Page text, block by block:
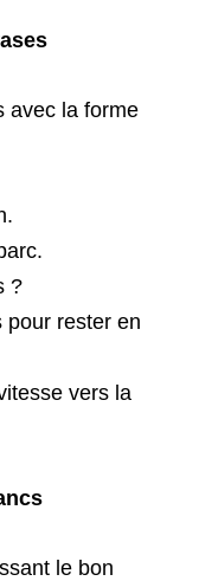
avec la forme
?
pour rester en
vers la
le bon